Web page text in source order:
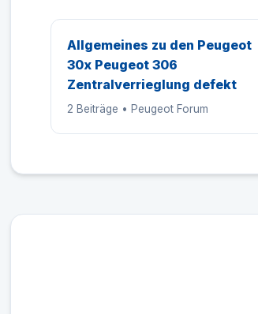
Allgemeines zu den Peugeot
30x Peugeot 306
Zentralverrieglung defekt
2 Beiträge • Peugeot Forum